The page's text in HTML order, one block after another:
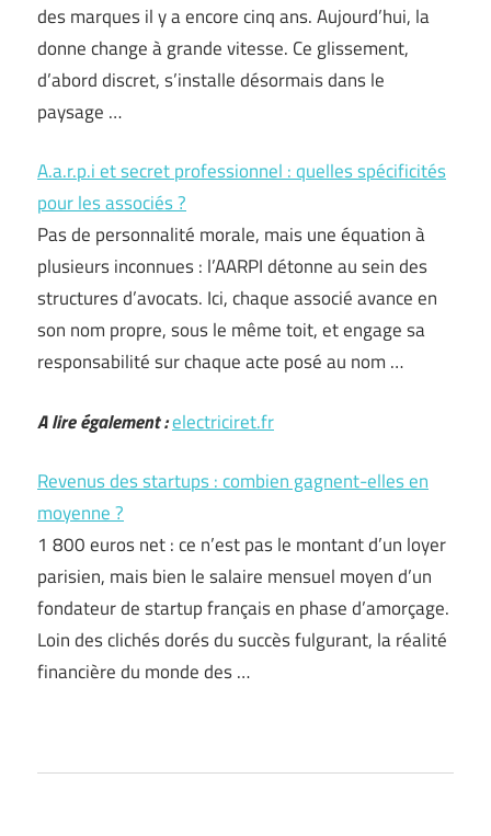
des marques il y a encore cinq ans. Aujourd’hui, la
donne change à grande vitesse. Ce glissement,
d’abord discret, s’installe désormais dans le
paysage …
A.a.r.p.i et secret professionnel : quelles spécificités
pour les associés ?
Pas de personnalité morale, mais une équation à
plusieurs inconnues : l’AARPI détonne au sein des
structures d’avocats. Ici, chaque associé avance en
son nom propre, sous le même toit, et engage sa
responsabilité sur chaque acte posé au nom …
A lire également :electriciret.fr
Revenus des startups : combien gagnent-elles en
moyenne ?
1 800 euros net : ce n’est pas le montant d’un loyer
parisien, mais bien le salaire mensuel moyen d’un
fondateur de startup français en phase d’amorçage.
Loin des clichés dorés du succès fulgurant, la réalité
financière du monde des …